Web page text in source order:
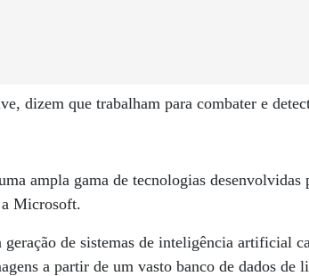
dizem que trabalham para combater e
ampla gama de tecnologias
Microsoft.
geração de sistemas de inteligência artificial
a partir de um vasto banco de dados